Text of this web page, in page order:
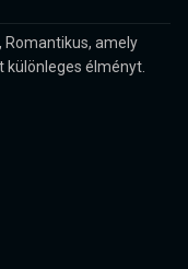
Romantikus, amely
különleges élményt.